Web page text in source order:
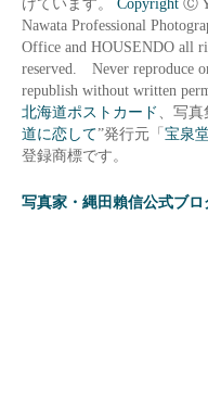
Nawata Professional
Office and HOUSENDO all
reserved. Never reproduce
republish without written
北海道ポストカード
、写
道に恋して”発行元「 宝泉
登録商標です。
写真家・縄田賴信公式ブロ